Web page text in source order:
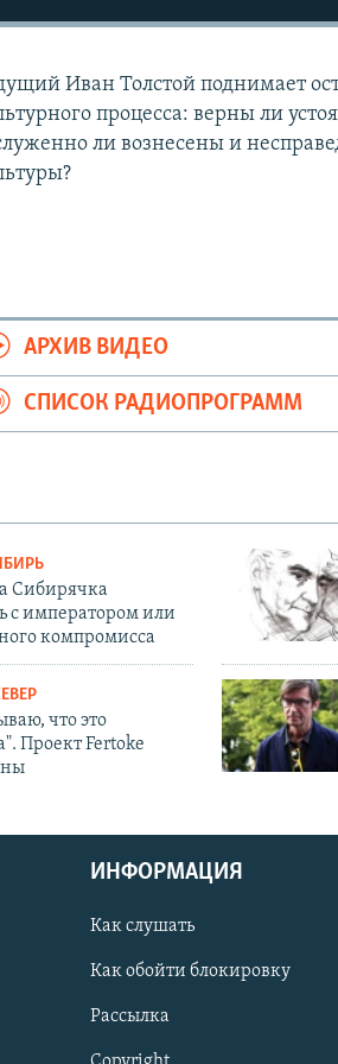
Иван Толстой поднимает
процесса: верны ли
ли вознесены и
АРХИВ ВИДЕО
СПИСОК РАДИОПРОГРАММ
Сибирячка
с императором или
компромисса
что это
Проект Fertoke
ИНФОРМАЦИЯ
Как слушать
Как обойти блокировку
Рассылка